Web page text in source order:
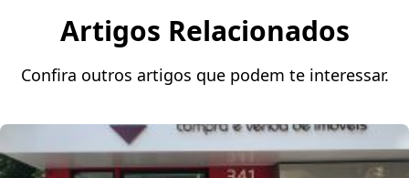
Artigos Relacionados
Confira outros artigos que podem te interessar.